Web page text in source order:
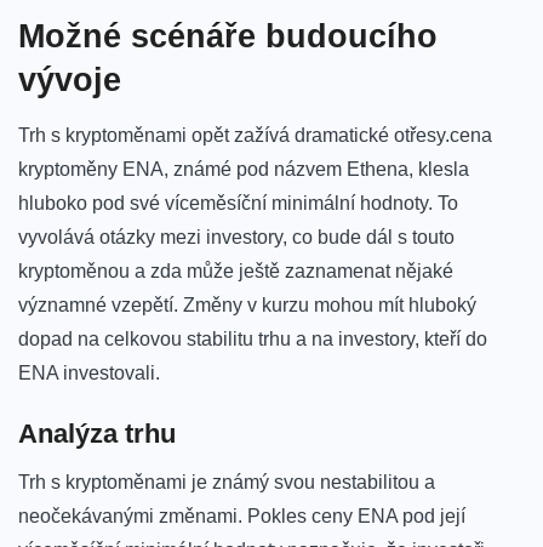
Možné scénáře budoucího
vývoje
Trh s kryptoměnami opět zažívá dramatické otřesy.cena
kryptoměny ENA, známé pod názvem Ethena, klesla
‌hluboko pod své víceměsíční minimální hodnoty. To
vyvolává otázky mezi investory,⁣ co bude dál s touto
kryptoměnou a zda může ještě zaznamenat nějaké
významné vzepětí. Změny v kurzu mohou mít hluboký
⁤dopad na celkovou stabilitu ‍trhu a na investory, kteří‍ do
ENA investovali.
Analýza trhu
Trh ⁢s kryptoměnami je známý svou nestabilitou a
neočekávanými změnami. Pokles ceny ENA pod její